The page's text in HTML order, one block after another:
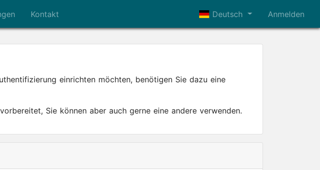
Kontakt Deutsch Anmelden
einrichten möchten, benötigen Sie dazu eine
Sie können aber auch gerne eine andere verwenden.